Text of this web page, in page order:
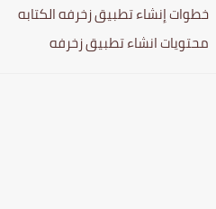
خطوات إنشاء تطبيق زخرفه الكتابه
محتويات انشاء تطبيق زخرفه